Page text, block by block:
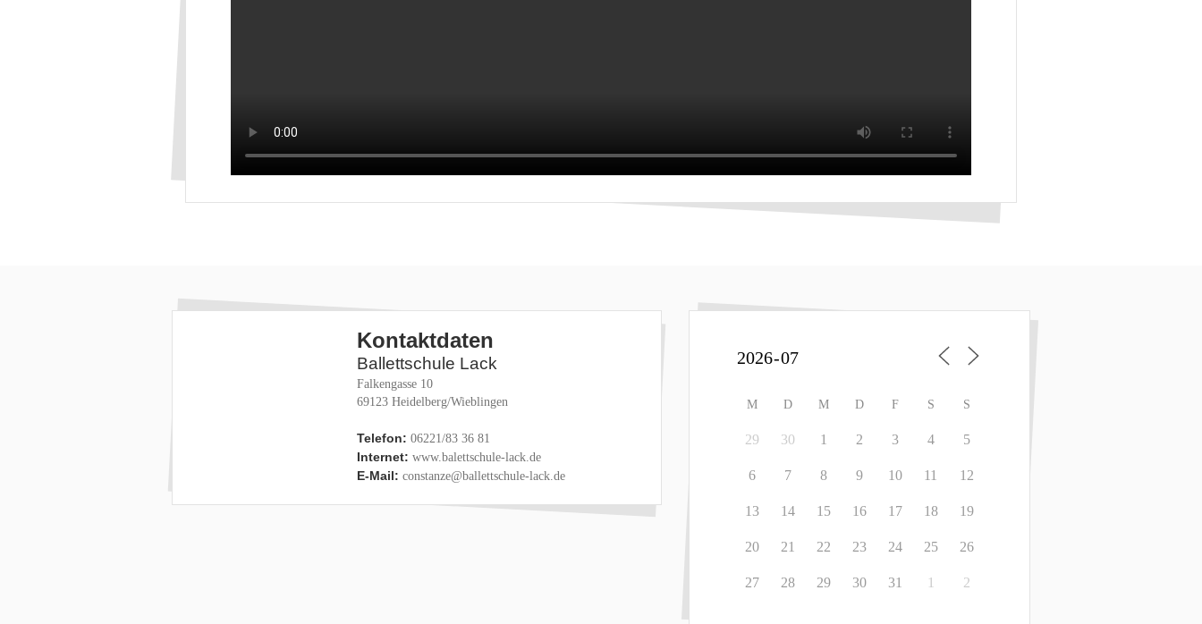
Kontaktdaten
Ballettschule Lack
Falkengasse 10
69123 Heidelberg/Wieblingen
Telefon: 06221/83 36 81
Internet: www.balettschule-lack.de
E-Mail: constanze@ballettschule-lack.de
M D M D F S S
29 30 1 2 3 4 5
6 7 8 9 10 11 12
13 14 15 16 17 18 19
20 21 22 23 24 25 26
27 28 29 30 31 1 2